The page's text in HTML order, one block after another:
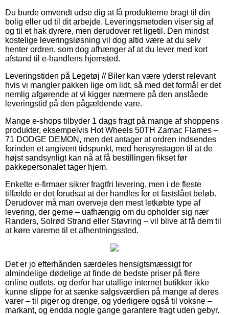
Du burde omvendt udse dig at få produkterne bragt til din
bolig eller ud til dit arbejde. Leveringsmetoden viser sig af
og til et hak dyrere, men derudover ret ligetil. Den mindst
kostelige leveringsløsning vil dog altid være at du selv
henter ordren, som dog afhænger af at du lever med kort
afstand til e-handlens hjemsted.
Leveringstiden på Legetøj // Biler kan være yderst relevant
hvis vi mangler pakken lige om lidt, så med det formål er det
nemlig afgørende at vi kigger nærmere på den anslåede
leveringstid på den pågældende vare.
Mange e-shops tilbyder 1 dags fragt på mange af shoppens
produkter, eksempelvis Hot Wheels 50TH Zamac Flames –
71 DODGE DEMON, men det antager at ordren indsendes
forinden et angivent tidspunkt, med hensynstagen til at de
højst sandsynligt kan nå at få bestillingen fikset før
pakkepersonalet tager hjem.
Enkelte e-firmaer sikrer fragtfri levering, men i de fleste
tilfælde er det forudsat at der handles for et fastslået beløb.
Derudover må man overveje den mest letkøbte type af
levering, der gerne – uafhængig om du opholder sig nær
Randers, Solrød Strand eller Støvring – vil blive at få dem til
at køre varerne til et afhentningssted.
Det er jo efterhånden særdeles hensigtsmæssigt for
almindelige dødelige at finde de bedste priser på flere
online outlets, og derfor har utallige internet butikker ikke
kunne slippe for at sænke salgsværdien på mange af deres
varer – til piger og drenge, og yderligere også til voksne –
markant, og endda nogle gange garantere fragt uden gebyr.